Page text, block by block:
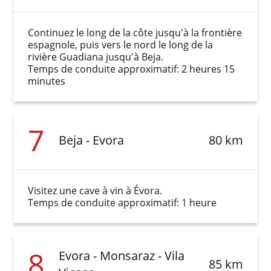
Continuez le long de la côte jusqu'à la frontière
espagnole, puis vers le nord le long de la
rivière Guadiana jusqu'à Beja.
Temps de conduite approximatif: 2 heures 15
minutes
7 Beja - Evora 80 km
Visitez une cave à vin à Évora.
Temps de conduite approximatif: 1 heure
Evora - Monsaraz - Vila
85 km